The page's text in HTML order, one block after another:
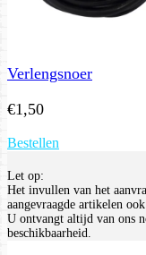
Verlengsnoer
€1,50
Bestellen
Let op:
Het invullen van het
aangevraagde artikelen
U ontvangt altijd van ons
beschikbaarheid.